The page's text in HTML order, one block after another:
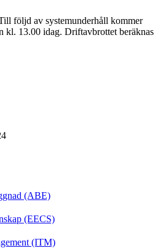
följd av systemunderhåll kommer
13.00 idag. Driftavbrottet beräknas
(ABE)
(EECS)
(ITM)